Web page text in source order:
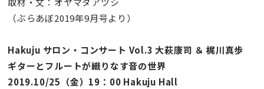
（ぶらあぼ2019年9月号より）
Hakuju サロン・コンサート Vol.3 大萩康司 ＆ 梶川真歩
ギターとフルートが織りなす音の世界
2019.10/25（金）19：00 Hakuju Hall